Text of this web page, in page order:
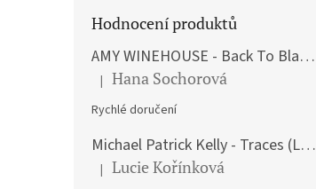
Hodnocení produktů
AMY WINEHOUSE - Back To Black (LP)
The product rating is 5 out of 5 stars.
| Hana Sochorová
Rychlé doručení
Michael Patrick Kelly - Traces (Limited Edition) (Premium Box-Set) (LP)
The product rating is 5 out of 5 stars.
| Lucie Kořínková